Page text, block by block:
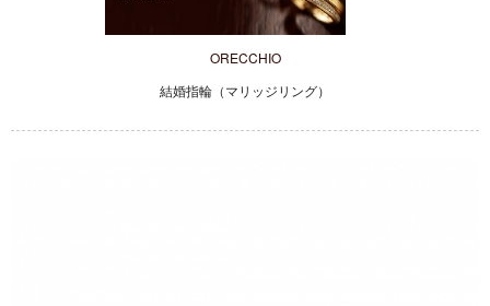
ORECCHIO
結婚指輪（マリッジリング）